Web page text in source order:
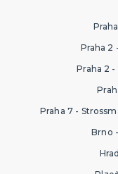
Praha 2
Praha 2 -
Praha 7 -
Brno